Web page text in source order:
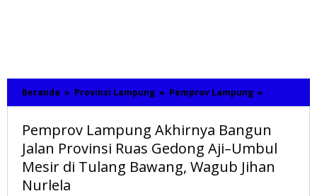
Beranda » Provinsi Lampung » Pemprov Lampung »
Lampung
Bangun
Jalan
Provinsi
Ruas
Pemprov Lampung Akhirnya Bangun
Jalan Provinsi Ruas Gedong Aji–Umbul
Mesir di Tulang Bawang, Wagub Jihan
Nurlela